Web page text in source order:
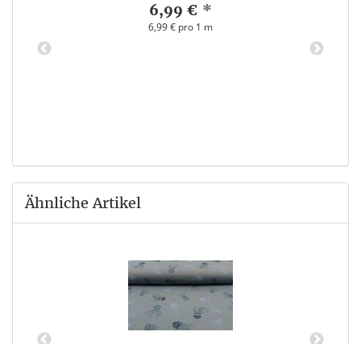
6,99 € *
6,99 € pro 1 m
Ähnliche Artikel